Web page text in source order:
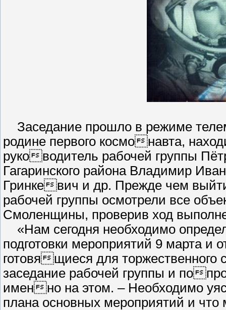
Заседание прошло в режиме
родине первого космонавта,
руководитель рабочей группы
Гагаринского района Владимир
Гринкевич и др. Прежде чем
рабочей группы осмотрели все
Смоленщины, проверив ход
«Нам сегодня необходимо
подготовки мероприятий 9 марта и
готовящиеся для торжественного
заседание рабочей группы и по
именно на этом. – Необходимо
плана основных мероприятий и